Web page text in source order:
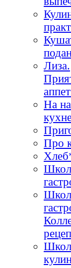
Лиза.
На
Про